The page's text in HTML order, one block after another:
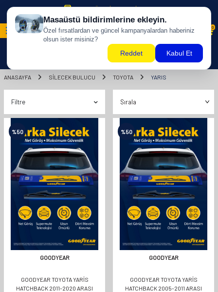
500 TL ÜZERİ KARGO BİZDEN !
0
ANASAYFA SILECEK BULUCU TOYOTA YARIS
Filtre
%50
GOODYEAR
GOODYEAR TOYOTA YARIS
HATCHBACK 2011-2020 ARASI
%50
GOODYEAR
GOODYEAR TOYOTA YARIS
HATCHBACK 2005-2011 ARASI